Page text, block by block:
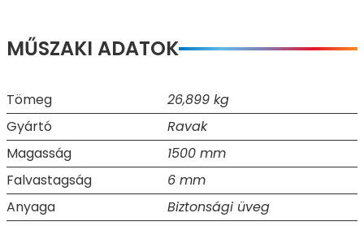
MŰSZAKI ADATOK
Tömeg
26,899 kg
Gyártó
Ravak
Magasság
1500 mm
Falvastagság
6 mm
Anyaga
Biztonsági üveg